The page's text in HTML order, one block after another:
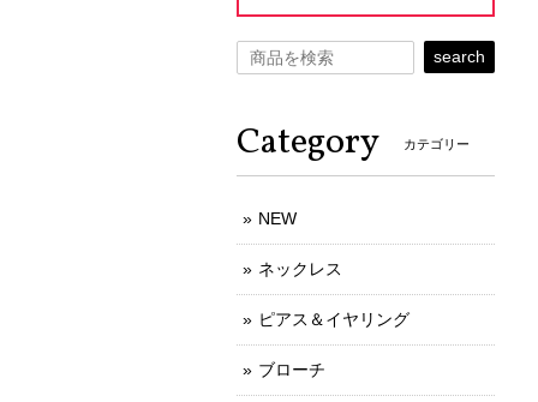
search
Category カテゴリー
NEW
ネックレス
ピアス＆イヤリング
ブローチ